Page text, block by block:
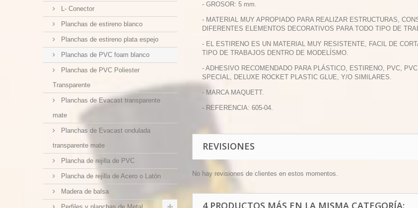
L- Conector
Planchas de estireno blanco
Planchas de estireno plata espejo
Planchas de PVC foam blanco
Planchas de PVC Poliester
Transparente
Planchas de Evacast transparente
mate
Planchas de Evacast ondulada
transparente mate
Plancha de rejilla de PVC
Plancha de rejilla de Acero o Latón
Madera de balsa
- GROSOR: 5 mm.
- MATERIAL MUY APROPIADO PARA REALIZAR ESTRUCTURAS,
DIFERENTES ELEMENTOS DECORATIVOS PARA TODO TIPO DE
- EL ESTIRENO ES UN MATERIAL MUY RESISTENTE, FACIL DE
TIPO DE TRABAJOS DENTRO DE MODELÍSMO.
- ADHESIVO RECOMENDADO PARA PLÁSTICO, ESTIRENO, PVC,
SPECIAL, DELUXE ROCKET PLASTIC GLUE, Y/O SIMILARES.
- MARCA MAQUETT.
- REFERENCIA: 605-04.
REVISIONES
No hay revisiones de clientes en estos momentos.
4 PRODUCTOS MÁS EN LA MISMA CATEGORÍA: